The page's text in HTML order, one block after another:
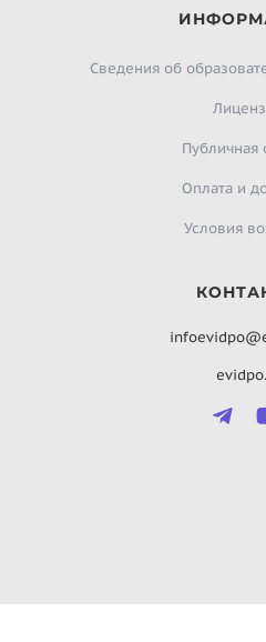
Сведения об
Публичная
Оплата и
Условия